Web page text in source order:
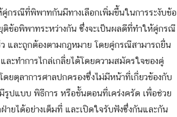
กรณีที่พิพาทกันมีทางเลือกเพิ่มขึ้นในการระงับข้อ
ข้อพิพาทระหว่างกัน ซึ่งจะเป็นผลดีที่ทำให้คู่กรณี
และถูกต้องตามกฎหมาย โดยคู่กรณีสามารถยื่น
ละทำการไกล่เกลี่ยได้โดยความสมัครใจของคู่
ยตุลาการศาลปกครองซึ่งไม่มีหน้าที่เกี่ยวข้องกับ
ปแบบ พิธีการ หรือขั้นตอนที่เคร่งครัด เพื่อช่วย
ยได้อย่างเต็มที่ และเปิดใจรับฟังซึ่งกันและกัน